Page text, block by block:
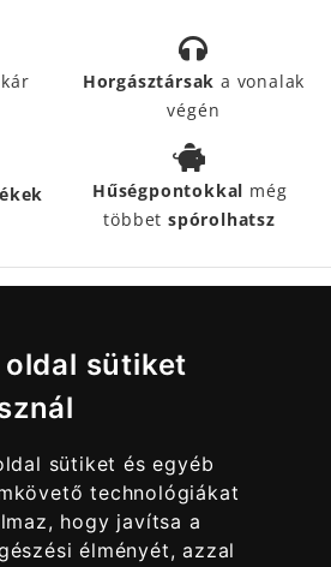
oldal sütiket
sütiket és egyéb
technológiákat
hogy javítsa a
élményét, azzal
Horgásztársak a vonalak
végén
Hűségpontokkal még
többetspórolhatsz
SEGÍTIK